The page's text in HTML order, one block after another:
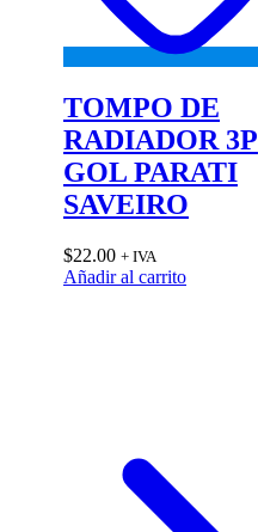
TOMPO DE
RADIADOR 3P
GOL PARATI
SAVEIRO
$22.00 + IVA
Añadir al carrito